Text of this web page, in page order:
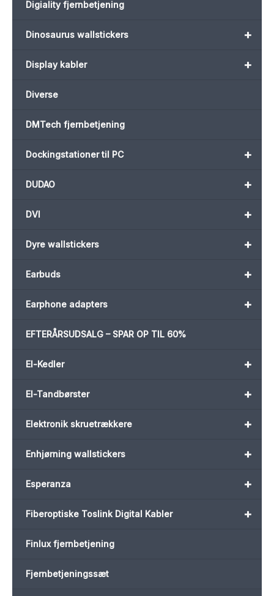
Digiality fjernbetjening
+
Dinosaurus wallstickers
+
Display kabler
Diverse
DMTech fjernbetjening
+
Dockingstationer til PC
+
DUDAO
+
DVI
+
Dyre wallstickers
+
Earbuds
+
Earphone adapters
EFTERÅRSUDSALG – SPAR OP TIL 60%
+
El-Kedler
+
El-Tandbørster
+
Elektronik skruetrækkere
+
Enhjørning wallstickers
+
Esperanza
+
Fiberoptiske Toslink Digital Kabler
Finlux fjernbetjening
Fjernbetjeningssæt